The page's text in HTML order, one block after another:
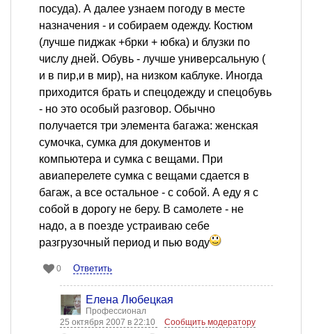
посуда). А далее узнаем погоду в месте
назначения - и собираем одежду. Костюм
(лучше пиджак +брки + юбка) и блузки по
числу дней. Обувь - лучше универсальную (
и в пир,и в мир), на низком каблуке. Иногда
приходится брать и спецодежду и спецобувь
- но это особый разговор. Обычно
получается три элемента багажа: женская
сумочка, сумка для документов и
компьютера и сумка с вещами. При
авиаперелете сумка с вещами сдается в
багаж, а все остальное - с собой. А еду я с
собой в дорогу не беру. В самолете - не
надо, а в поезде устраиваю себе
разгрузочный период и пью воду
0 Ответить
Елена Любецкая
Профессионал
25 октября 2007 в 22:10
Сообщить модератору